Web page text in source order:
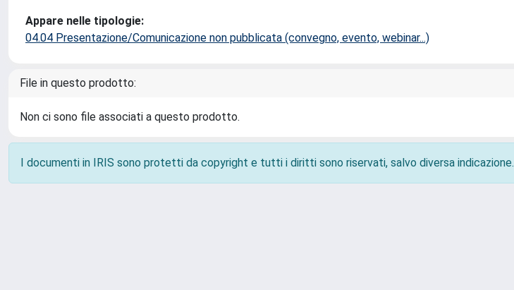
Appare nelle tipologie:
04.04 Presentazione/Comunicazione non pubblicata (convegno, evento, webinar...)
File in questo prodotto:
Non ci sono file associati a questo prodotto.
I documenti in IRIS sono protetti da copyright e tutti i diritti sono riservati, salvo diversa indicazione.